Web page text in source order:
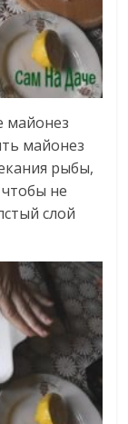
майонез
майонез
рыбы,
не
слой